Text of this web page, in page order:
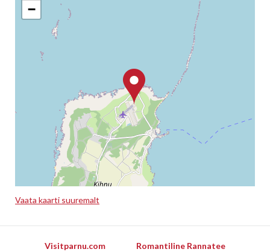
−
Vaata kaarti suuremalt
Visitparnu.com
Romantiline Rannatee